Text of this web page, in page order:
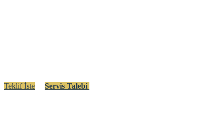
Teklif İste Servis Talebi